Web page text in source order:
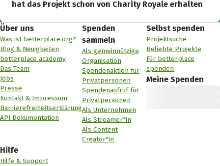
hat das Projekt schon von Charity Royale erhalten
Über uns
Was ist betterplace.org?
Blog & Neuigkeiten
betterplace academy
Das Team
Jobs
Presse
Kontakt & Impressum
Barrierefreiheitserklärung
API Dokumentation
Spenden
sammeln
Als gemeinnützige
Organisation
Spendenaktion für
Privatpersonen
Spendenaufruf für
Privatpersonen
Als Unternehmen
Als Streamer*in
Als Content
Creator*in
Selbst spenden
Projektsuche
Beliebte Projekte
Für betterplace
spenden
Meine Spenden
Hilfe
Hilfe & Support